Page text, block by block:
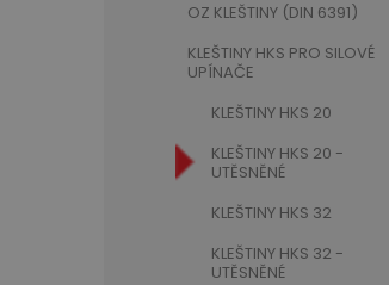
OZ KLEŠTINY (DIN 6391)
KLEŠTINY HKS PRO SILOVÉ
UPÍNAČE
KLEŠTINY HKS 20
KLEŠTINY HKS 20 -
UTĚSNĚNÉ
KLEŠTINY HKS 32
KLEŠTINY HKS 32 -
UTĚSNĚNÉ